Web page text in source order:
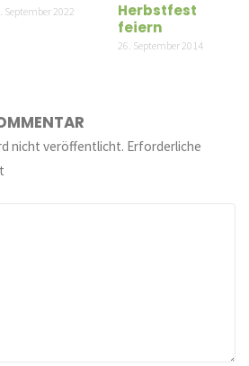
September 2022
Herbstfest
feiern
26. September 2014
nicht veröffentlicht. Erforderliche